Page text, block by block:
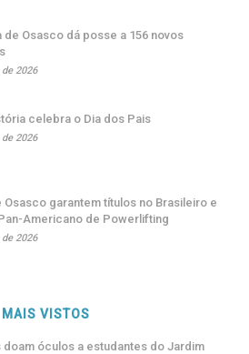
de Osasco dá posse a 156 novos
2026
celebra o Dia dos Pais
2026
Osasco garantem títulos no Brasileiro e
Americano de Powerlifting
2026
MAIS VISTOS
doam óculos a estudantes do Jardim